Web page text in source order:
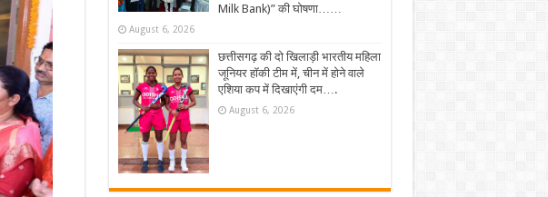
Milk Bank)” की घोषणा……
August 6, 2026
छत्तीसगढ़ की दो खिलाड़ी भारतीय महिला
जूनियर हॉकी टीम में, चीन में होने वाले
एशिया कप में दिखाएंगी दम….
August 6, 2026